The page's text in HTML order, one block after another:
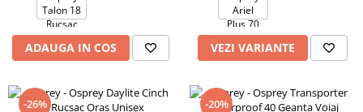
ADAUGA IN COS VEZI VARIANTE
-26% -20%